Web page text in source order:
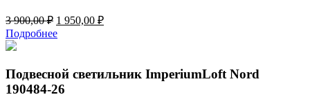
3 900,00₽ Первоначальная
цена
составляла
900,00 ₽.
1 950,00 ₽Текущая
Подробнее
Подвесной светильник ImperiumLoft Nord
190484-26